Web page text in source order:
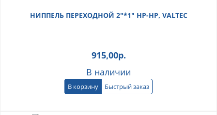
НИППЕЛЬ ПЕРЕХОДНОЙ 2"*1" НР-НР, VALTEC
915,00р.
В наличии
В корзину Быстрый заказ